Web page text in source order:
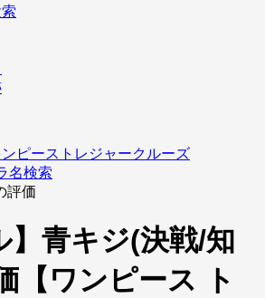
ピーストレジャークルーズ
名検索
評価
】青キジ(決戦/知
【ワンピース ト